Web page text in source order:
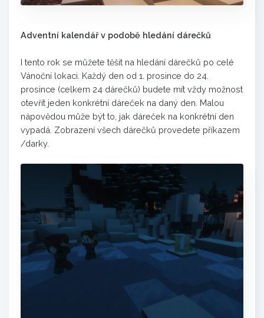
Adventní kalendář v podobě hledání dárečků
I tento rok se můžete těšit na hledání dárečků po celé
Vánoční lokaci. Každý den od 1. prosince do 24.
prosince (celkem 24 dárečků) budete mít vždy možnost
otevřít jeden konkrétní dáreček na daný den. Malou
nápovědou může být to, jak dáreček na konkrétní den
vypadá. Zobrazení všech dárečků provedete příkazem
/darky.